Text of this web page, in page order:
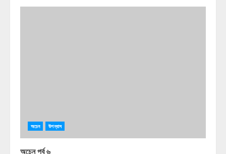
অচেন উপন্যাস
অচেন পর্ব ৬